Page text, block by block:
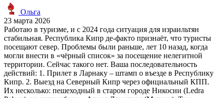
Ольга
23 марта 2026
Работаю в туризме, и с 2024 года ситуация для израильтян
стабильная. Республика Кипр де-факто признаёт, что туристы
посещают север. Проблемы были раньше, лет 10 назад, когда
могли внести в «чёрный список» за посещение нелегитной
территории. Сейчас такого нет. Ваша последовательность
действий: 1. Прилет в Ларнаку – штамп о въезде в Республику
Кипр. 2. Выезд на Северный Кипр через официальный КПП.
Их несколько: пешеходный в старом городе Никосии (Ledra